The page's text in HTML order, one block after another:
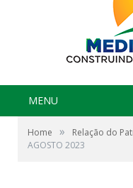
MENU
Home » Relação do
AGOSTO 2023